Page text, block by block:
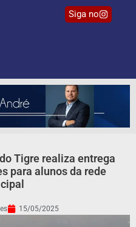
Siga no
Tigre realiza entrega
para alunos da rede
15/05/2025